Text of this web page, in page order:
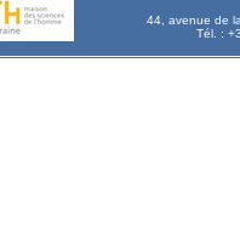
44, avenue de
Tél. :